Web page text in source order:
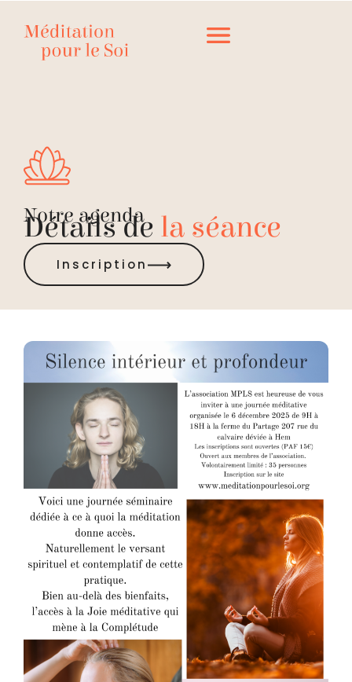
Notre agenda
Détails de la séance
Inscription